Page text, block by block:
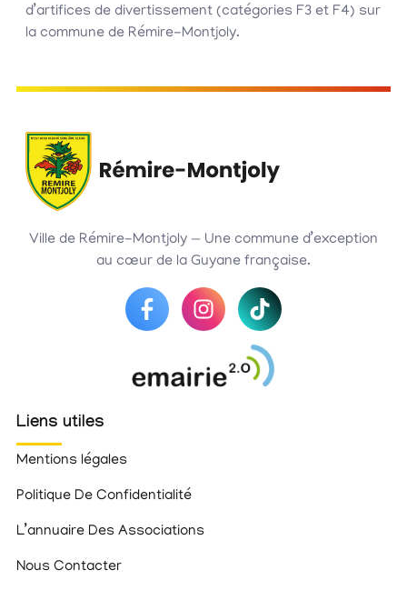
d’artifices de divertissement (catégories F3 et F4) sur
la commune de Rémire-Montjoly.
Ville de Rémire-Montjoly — Une commune d’exception
au cœur de la Guyane française.
Liens utiles
Mentions légales
Politique De Confidentialité
L’annuaire Des Associations
Nous Contacter